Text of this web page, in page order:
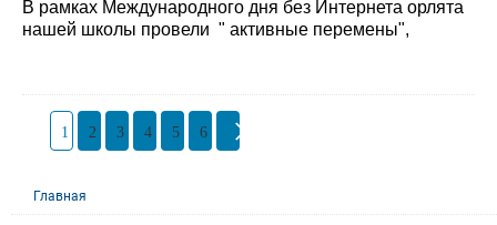
В рамках Международного дня без Интернета орлята
нашей школы провели " активные перемены",
1 2 3 4 5 6
Главная